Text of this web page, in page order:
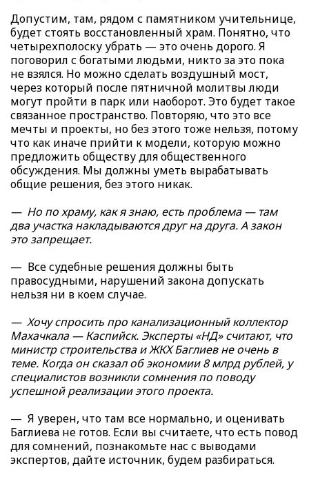
Допустим, там, рядом с памятником учительнице,
будет стоять восстановленный храм. Понятно, что
четырехполоску убрать — это очень дорого. Я
поговорил с богатыми людьми, никто за это пока
не взялся. Но можно сделать воздушный мост,
через который после пятничной молитвы люди
могут пройти в парк или наоборот. Это будет такое
связанное пространство. Повторяю, что это все
мечты и проекты, но без этого тоже нельзя, потому
что как иначе прийти к модели, которую можно
предложить обществу для общественного
обсуждения. Мы должны уметь вырабатывать
общие решения, без этого никак.
— Но по храму, как я знаю, есть проблема — там
два участка накладываются друг на друга. А закон
это запрещает.
— Все судебные решения должны быть
правосудными, нарушений закона допускать
нельзя ни в коем случае.
— Хочу спросить про канализационный коллектор
Махачкала — Каспийск. Эксперты «НД» считают, что
министр строительства и ЖКХ Баглиев не очень в
теме. Когда он сказал об экономии 8 млрд рублей, у
специалистов возникли сомнения по поводу
успешной реализации этого проекта.
— Я уверен, что там все нормально, и оценивать
Баглиева не готов. Если вы считаете, что есть повод
для сомнений, познакомьте нас с выводами
экспертов, дайте источник, будем разбираться.